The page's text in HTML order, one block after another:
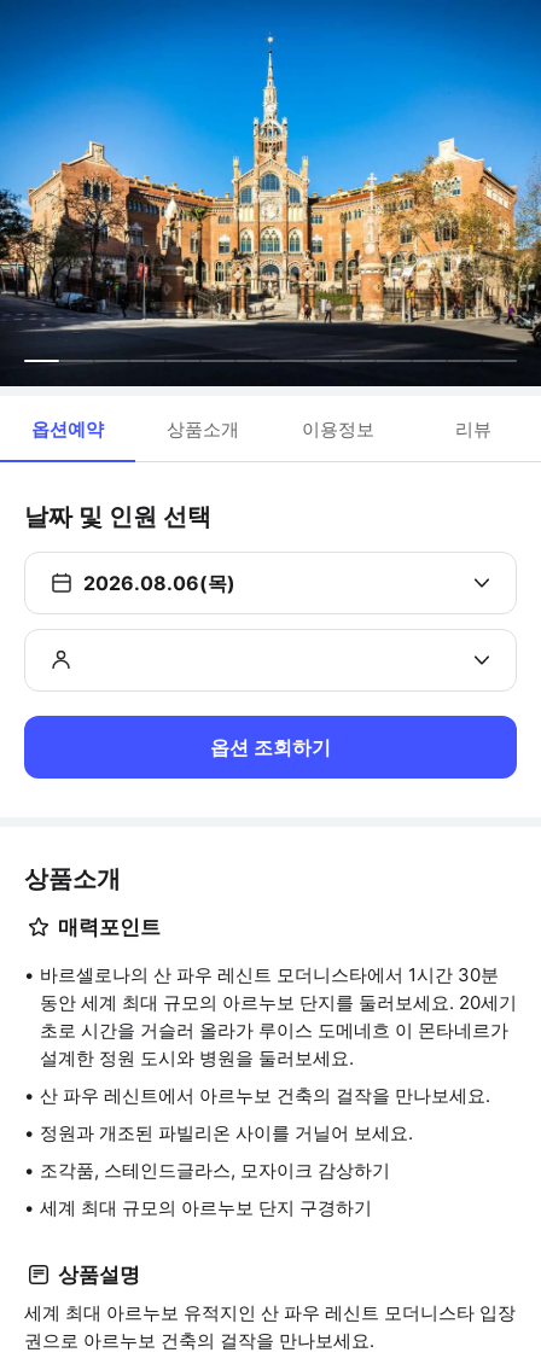
옵션예약 상품소개 이용정보 리뷰
날짜 및 인원 선택
2026.08.06(목)
옵션 조회하기
상품소개
매력포인트
바르셀로나의 산 파우 레신트 모더니스타에서 1시간 30분
동안 세계 최대 규모의 아르누보 단지를 둘러보세요. 20세기
초로 시간을 거슬러 올라가 루이스 도메네흐 이 몬타네르가
설계한 정원 도시와 병원을 둘러보세요.
산 파우 레신트에서 아르누보 건축의 걸작을 만나보세요.
정원과 개조된 파빌리온 사이를 거닐어 보세요.
조각품, 스테인드글라스, 모자이크 감상하기
세계 최대 규모의 아르누보 단지 구경하기
상품설명
세계 최대 아르누보 유적지인 산 파우 레신트 모더니스타 입장
권으로 아르누보 건축의 걸작을 만나보세요.